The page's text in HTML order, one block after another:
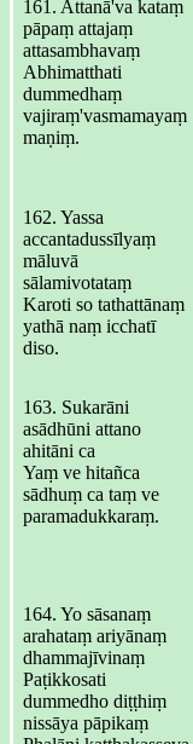
161. Attanā'va kataṃ
pāpaṃ attajaṃ
attasambhavaṃ
Abhimatthati
dummedhaṃ
vajiraṃ'vasmamayaṃ
maṇiṃ.
162. Yassa
accantadussīlyaṃ
māluvā
sālamivotataṃ
Karoti so tathattānaṃ
yathā naṃ icchatī
diso.
163. Sukarāni
asādhūni attano
ahitāni ca
Yaṃ ve hitañca
sādhuṃ ca taṃ ve
paramadukkaraṃ.
164. Yo sāsanaṃ
arahataṃ ariyānaṃ
dhammajīvinaṃ
Paṭikkosati
dummedho diṭṭhiṃ
nissāya pāpikaṃ